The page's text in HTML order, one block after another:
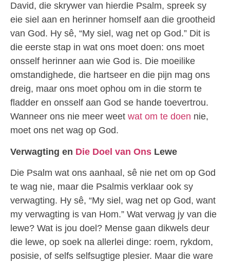
David, die skrywer van hierdie Psalm, spreek sy
eie siel aan en herinner homself aan die grootheid
van God. Hy sê, “My siel, wag net op God.” Dit is
die eerste stap in wat ons moet doen: ons moet
onsself herinner aan wie God is. Die moeilike
omstandighede, die hartseer en die pijn mag ons
dreig, maar ons moet ophou om in die storm te
fladder en onsself aan God se hande toevertrou.
Wanneer ons nie meer weet wat om te doen nie,
moet ons net wag op God.
Verwagting en Die Doel van Ons Lewe
Die Psalm wat ons aanhaal, sê nie net om op God
te wag nie, maar die Psalmis verklaar ook sy
verwagting. Hy sê, “My siel, wag net op God, want
my verwagting is van Hom.” Wat verwag jy van die
lewe? Wat is jou doel? Mense gaan dikwels deur
die lewe, op soek na allerlei dinge: roem, rykdom,
posisie, of selfs selfsugtige plesier. Maar die ware